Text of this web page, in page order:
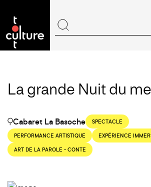
La grande Nuit du
Cabaret La Basoche
SPECTACLE
PERFORMANCE ARTISTIQUE
EXPÉRIENCE
ART DE LA PAROLE - CONTE